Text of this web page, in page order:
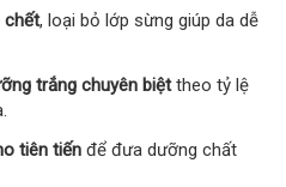
chết, loại bỏ lớp sừng giúp da dễ
trắng chuyên biệttheo tỷ lệ
tiên tiến để đưa dưỡng chất